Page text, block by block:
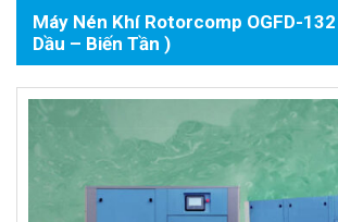
Máy Nén Khí Rotorcomp OGFD-
Dầu – Biến Tần )